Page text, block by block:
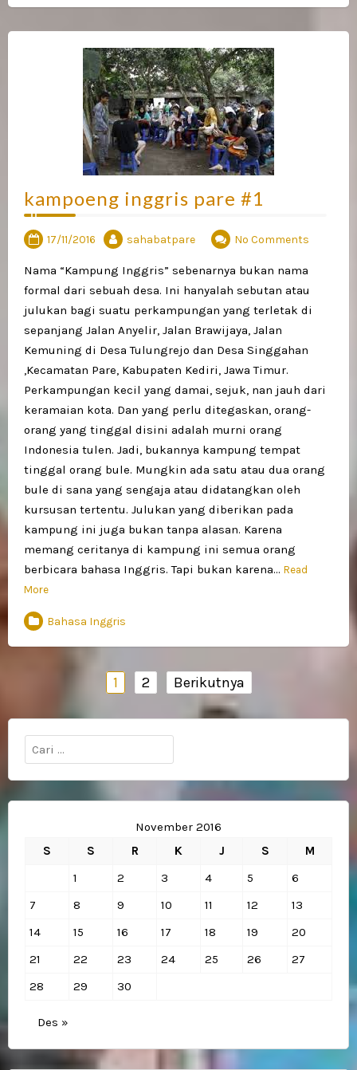
kampoeng inggris pare #1
17/11/2016 sahabatpare No Comments
Nama “Kampung Inggris” sebenarnya bukan nama
formal dari sebuah desa. Ini hanyalah sebutan atau
julukan bagi suatu perkampungan yang terletak di
sepanjang Jalan Anyelir, Jalan Brawijaya, Jalan
Kemuning di Desa Tulungrejo dan Desa Singgahan
,Kecamatan Pare, Kabupaten Kediri, Jawa Timur.
Perkampungan kecil yang damai, sejuk, nan jauh dari
keramaian kota. Dan yang perlu ditegaskan, orang-
orang yang tinggal disini adalah murni orang
Indonesia tulen. Jadi, bukannya kampung tempat
tinggal orang bule. Mungkin ada satu atau dua orang
bule di sana yang sengaja atau didatangkan oleh
kursusan tertentu. Julukan yang diberikan pada
kampung ini juga bukan tanpa alasan. Karena
memang ceritanya di kampung ini semua orang
berbicara bahasa Inggris. Tapi bukan karena… Read
More
Bahasa Inggris
1 2 Berikutnya
Cari
untuk:
November 2016
S
S R K J S
M
1
2 3 4 5
6
7
8 9 10 11 12
13
14
15 16 17 18 19
20
21
22 23 24 25 26
27
28
29 30
Des »